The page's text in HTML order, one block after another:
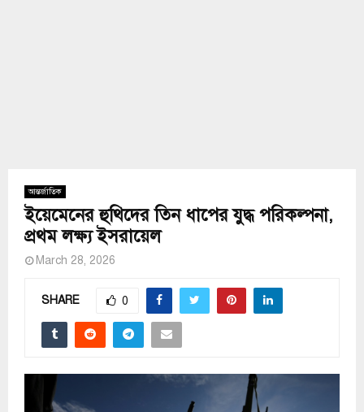
আন্তর্জাতিক
ইয়েমেনের হুথিদের তিন ধাপের যুদ্ধ পরিকল্পনা,
প্রথম লক্ষ্য ইসরায়েল
March 28, 2026
SHARE 0